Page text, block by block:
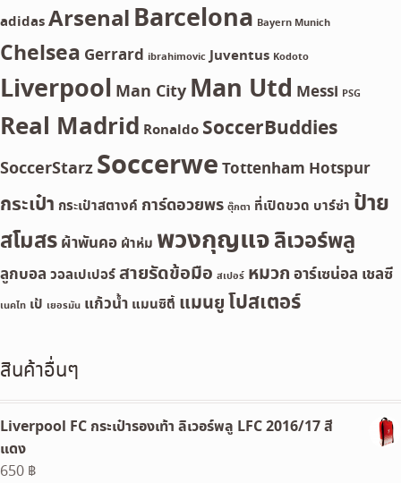
adidasArsenalBarcelona Bayern Munich
Chelsea Gerrard ibrahimovic Juventus Kodoto
Liverpool Man City Man Utd Messi PSG
Real Madrid Ronaldo SoccerBuddies
SoccerStarzSoccerwe Tottenham Hotspur
กระเป๋า กระเป๋าสตางค์ การ์ดอวยพร ตุ๊กตา ที่เปิดขวด บาร์ซ่า ป้าย
สโมสร ผ้าพันคอ ผ้าห่ม พวงกุญแจลิเวอร์พลู
ลูกบอล วอลเปเปอร์สายรัดข้อมือ สเปอร์ หมวก อาร์เซน่อล เชลซี
เนคไท เป้ เยอรมัน แก้วน้ำ แมนซิตี้ แมนยูโปสเตอร์
สินค้าอื่นๆ
Liverpool FC กระเป๋ารองเท้า ลิเวอร์พลู LFC 2016/17 สี
แดง
650 ฿